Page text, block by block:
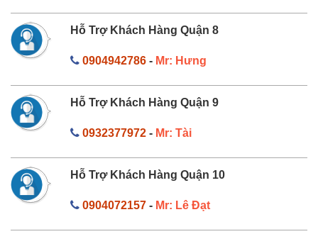
Hỗ Trợ Khách Hàng Quận 8
0904942786- Mr: Hưng
Hỗ Trợ Khách Hàng Quận 9
0932377972- Mr: Tài
Hỗ Trợ Khách Hàng Quận 10
0904072157- Mr: Lê Đạt